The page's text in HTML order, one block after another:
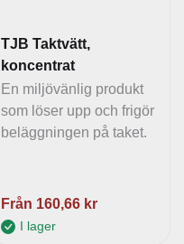
TJB Taktvätt,
koncentrat
En miljövänlig produkt
som löser upp och frigör
beläggningen på taket.
Från 160,66 kr
I lager